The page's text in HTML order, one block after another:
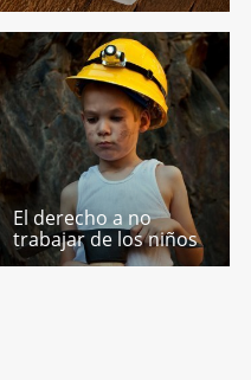
El derecho a no
trabajar de los niños